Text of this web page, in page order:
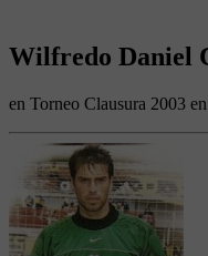
Wilfredo Daniel
en Torneo Clausura 2003